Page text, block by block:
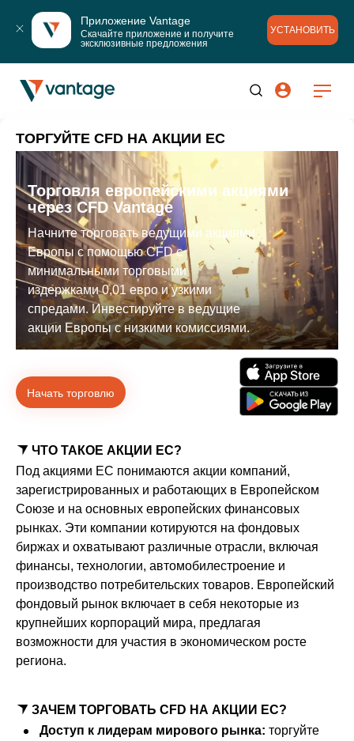
Приложение Vantage
Скачайте приложение и получите
эксклюзивные предложения
УСТАНОВИТЬ
ТОРГУЙТЕ CFD НА АКЦИИ ЕС
Торговля европейскими акциями
через CFD Vantage
Начните торговать ведущими акциями
Европы с помощью CFD с
минимальными торговыми
издержками 0,01 евро и узкими
спредами. Инвестируйте в ведущие
акции Европы с низкими комиссиями.
Начать торговлю
ЧТО ТАКОЕ АКЦИИ ЕС?
Под акциями ЕС понимаются акции компаний,
зарегистрированных и работающих в Европейском
Союзе и на основных европейских финансовых
рынках. Эти компании котируются на фондовых
биржах и охватывают различные отрасли, включая
финансы, технологии, автомобилестроение и
производство потребительских товаров. Европейский
фондовый рынок включает в себя некоторые из
крупнейших корпораций мира, предлагая
возможности для участия в экономическом росте
региона.
ЗАЧЕМ ТОРГОВАТЬ CFD НА АКЦИИ ЕС?
Доступ к лидерам мирового рынка: торгуйте